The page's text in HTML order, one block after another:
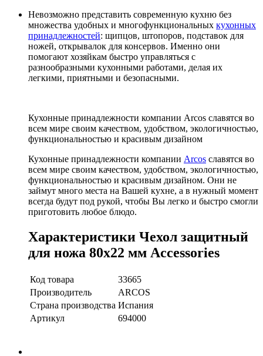
Невозможно представить современную кухню без
множества удобных и многофункциональных кухонных
принадлежностей: щипцов, штопоров, подставок для
ножей, открывалок для консервов. Именно они
помогают хозяйкам быстро управляться с
разнообразными кухонными работами, делая их
легкими, приятными и безопасными.
Кухонные принадлежности компании Arcos славятся во
всем мире своим качеством, удобством, экологичностью,
функциональностью и красивым дизайном
Кухонные принадлежности компании Arcos славятся во
всем мире своим качеством, удобством, экологичностью,
функциональностью и красивым дизайном. Они не
займут много места на Вашей кухне, а в нужный момент
всегда будут под рукой, чтобы Вы легко и быстро смогли
приготовить любое блюдо.
Характеристики Чехол защитный
для ножа 80х22 мм Accessories
Код товара
33665
Производитель
ARCOS
Страна производства Испания
Артикул
694000